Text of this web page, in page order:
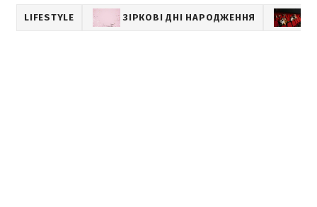
LIFESTYLE ЗІРКОВІ ДНІ НАРОДЖЕННЯ